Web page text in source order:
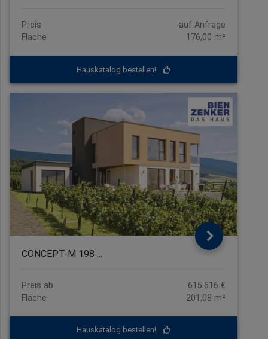
Preis
auf Anfrage
Fläche
176,00 m²
Hauskatalog bestellen!
CONCEPT-M 198 ...
Preis ab
615.616 €
Fläche
201,08 m²
Hauskatalog bestellen!